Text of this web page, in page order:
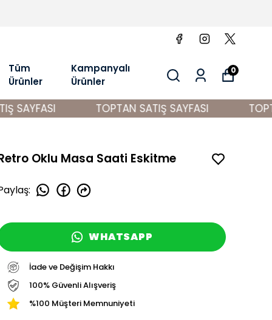
Tüm
Ürünler
Kampanyalı
Ürünler
0
SAYFASI TOPTAN SATIŞ SAYFASI
Oklu Masa Saati Eskitme
:
WHATSAPP
İade ve Değişim Hakkı
100% Güvenli Alışveriş
%100 Müşteri Memnuniyeti